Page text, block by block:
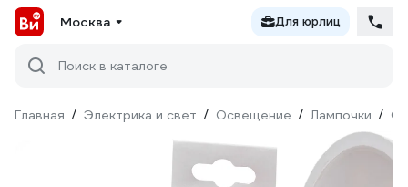
Москва Для юрлиц
Поиск в каталоге
Главная / Электрика и свет / Освещение / Лампочки /